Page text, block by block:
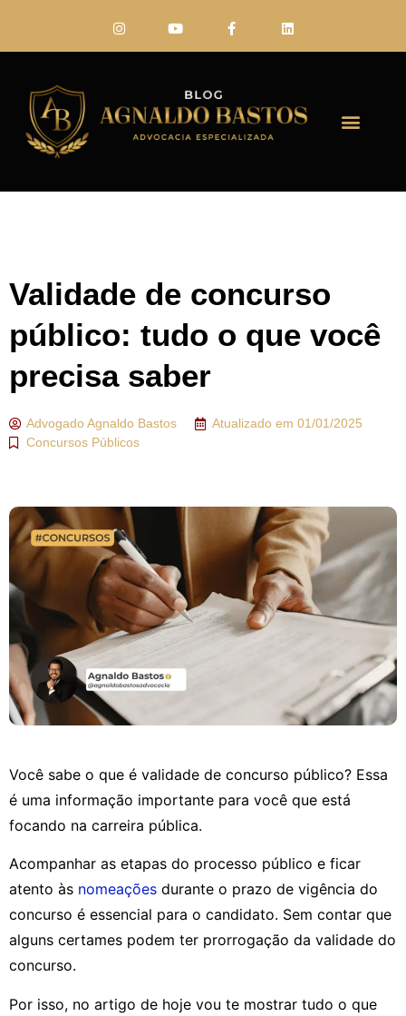
Validade de concurso
público: tudo o que você
precisa saber
AdvogadoAgnaldo Bastos Atualizado em 01/01/2025
Concursos Públicos
Você sabe o que é validade de concurso público? Essa
é uma informação importante para você que está
focando na carreira pública.
Acompanhar as etapas do processo público e ficar
atento às nomeações durante o prazo de vigência do
concurso é essencial para o candidato. Sem contar que
alguns certames podem ter prorrogação da validade do
concurso.
Por isso, no artigo de hoje vou te mostrar tudo o que